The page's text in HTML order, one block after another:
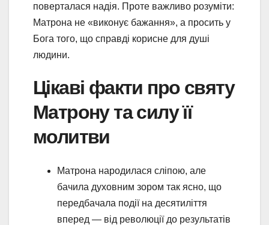
поверталася надія. Проте важливо розуміти:
Матрона не «виконує бажання», а просить у
Бога того, що справді корисне для душі
людини.
Цікаві факти про святу
Матрону та силу її
молитви
Матрона народилася сліпою, але
бачила духовним зором так ясно, що
передбачала події на десятиліття
вперед — від революції до результатів